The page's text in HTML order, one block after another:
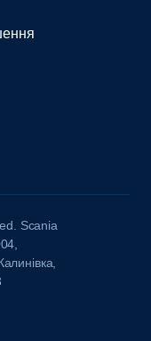
Scania